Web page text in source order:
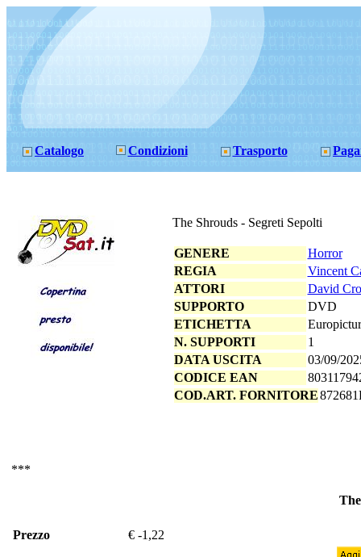
Catalogo Condizioni Trasporto
The Shrouds - Segreti Sepolti
GENERE
Horror
REGIA
Vincent
ATTORI
David
SUPPORTO
DVD
ETICHETTA
N. SUPPORTI
1
DATA USCITA
03/09/
CODICE EAN
COD.ART. FORNITORE
***
Prezzo € -1,22